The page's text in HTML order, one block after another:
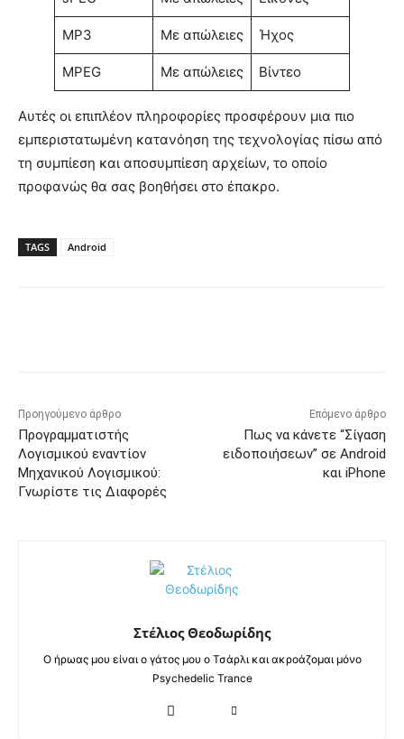
MP3 Με απώλειες Ήχος
MPEG Με απώλειες Βίντεο
Αυτές οι επιπλέον πληροφορίες προσφέρουν μια πιο
εμπεριστατωμένη κατανόηση της τεχνολογίας πίσω από
τη συμπίεση και αποσυμπίεση αρχείων, το οποίο
προφανώς θα σας βοηθήσει στο έπακρο.
TAGS Android
Προηγούμενο άρθρο
Προγραμματιστής
Λογισμικού εναντίον
Μηχανικού Λογισμικού:
Γνωρίστε τις Διαφορές
Επόμενο άρθρο
Πως να κάνετε “Σίγαση
ειδοποιήσεων” σε Android
και iPhone
Στέλιος Θεοδωρίδης
Ο ήρωας μου είναι ο γάτος μου ο Τσάρλι και ακροάζομαι μόνο
Psychedelic Trance